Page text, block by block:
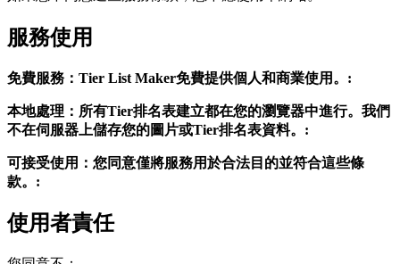
服務使用
免費服務：Tier List Maker免費提供個人和商業使用。:
本地處理：所有Tier排名表建立都在您的瀏覽器中進行。我們
不在伺服器上儲存您的圖片或Tier排名表資料。:
可接受使用：您同意僅將服務用於合法目的並符合這些條
款。:
使用者責任